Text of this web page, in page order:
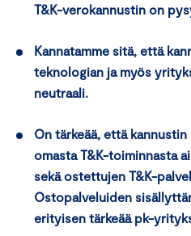
T&K-verokannustin on
Kannatamme sitä, että
teknologian ja myös
neutraali.
On tärkeää, että
omasta T&K-toiminnasta
sekä ostettujen T&K-
Ostopalveluiden
erityisen tärkeää pk-